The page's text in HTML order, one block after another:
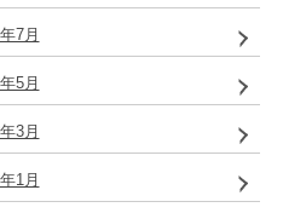
7月
5月
3月
1月